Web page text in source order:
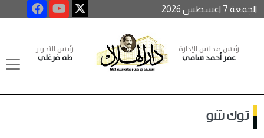
الجمعة 7 اغسطس 2026
رئيس مجلس الإدارة
عمر أحمد سامي
رئيس التحرير
طه فرغلي
توك شو